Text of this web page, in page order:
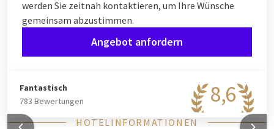
werden Sie zeitnah kontaktieren, um Ihre Wünsche
gemeinsam abzustimmen.
Angebot anfordern
8,6
Fantastisch
783 Bewertungen
HOTELINFORMATIONEN